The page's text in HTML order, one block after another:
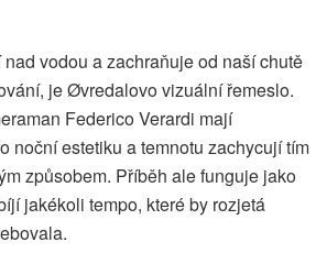
vodou a zachraňuje od naší chutě
je Øvredalovo vizuální řemeslo.
Federico Verardi mají
noční estetiku a temnotu zachycují tím
způsobem. Příběh ale funguje jako
jakékoli tempo, které by rozjetá